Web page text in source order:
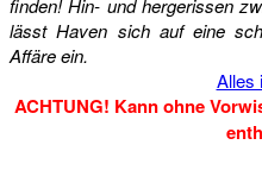
finden! Hin- und hergerissen
lässt Haven sich auf eine
Affäre ein.
Alles
ACHTUNG! Kann ohne